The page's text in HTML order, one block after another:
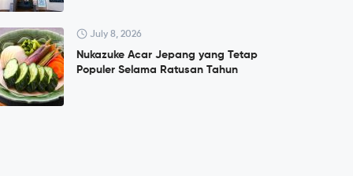
July 8, 2026
Nukazuke Acar Jepang yang Tetap
Populer Selama Ratusan Tahun